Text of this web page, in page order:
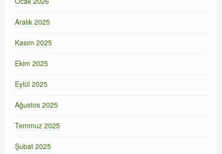
Aralık 2025
Kasım 2025
Ekim 2025
Eylül 2025
Ağustos 2025
Temmuz 2025
Şubat 2025